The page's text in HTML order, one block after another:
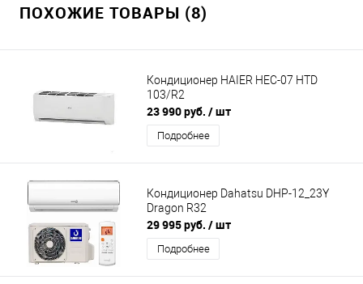
ПОХОЖИЕ ТОВАРЫ (8)
Кондиционер HAIER HEC-07 HTD
103/R2
23 990 руб. / шт
Подробнее
Кондиционер Dahatsu DHP-12_23Y
Dragon R32
29 995 руб. / шт
Подробнее